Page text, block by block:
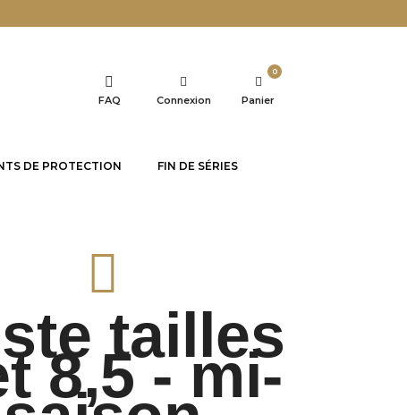
FAQ Connexion Panier
0
DE PROTECTION FIN DE SÉRIES
tailles
8,5 - mi-